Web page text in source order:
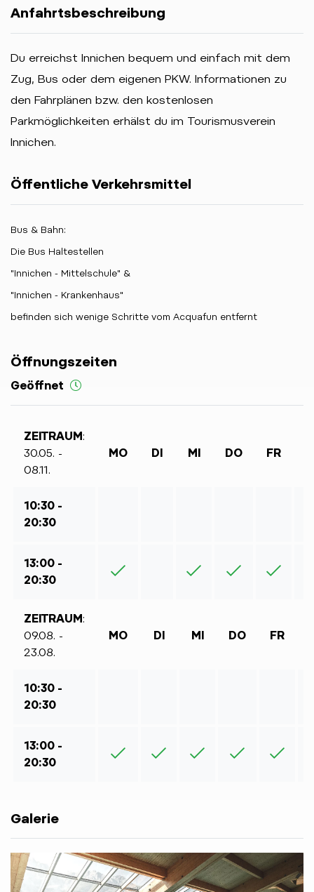
Anfahrtsbeschreibung
Du erreichst Innichen bequem und einfach mit dem
Zug, Bus oder dem eigenen PKW. Informationen zu
den Fahrplänen bzw. den kostenlosen
Parkmöglichkeiten erhälst du im Tourismusverein
Innichen.
Öffentliche Verkehrsmittel
Bus & Bahn:
Die Bus Haltestellen
"Innichen - Mittelschule" &
"Innichen - Krankenhaus"
befinden sich wenige Schritte vom Acquafun entfernt
Öffnungszeiten
Geöffnet
ZEITRAUM:
30.05. -
08.11.
MO DI MI DO FR
10:30 -
20:30
13:00 -
20:30
ZEITRAUM:
09.08. -
23.08.
MO DI MI DO FR
10:30 -
20:30
13:00 -
20:30
Galerie